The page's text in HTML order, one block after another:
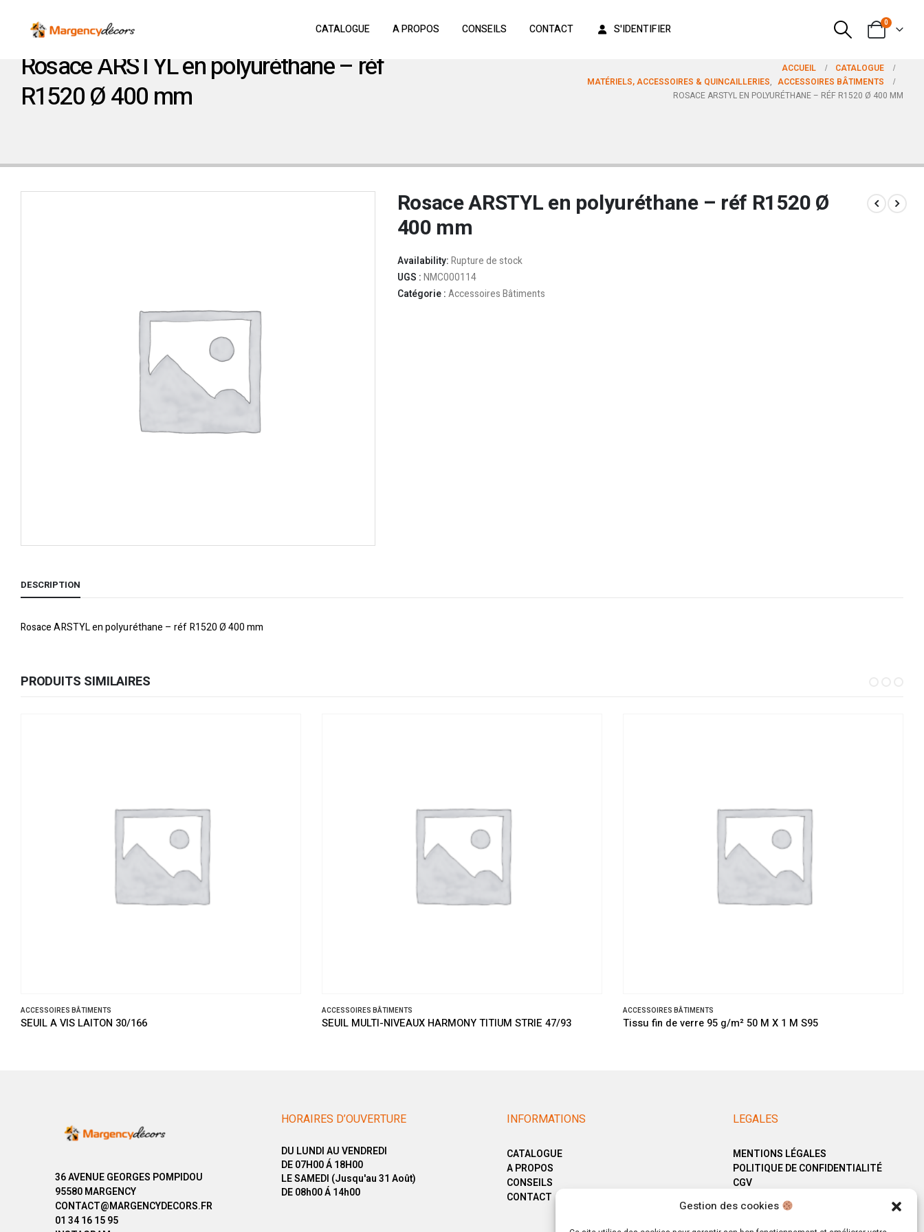
Gestion des cookies
CATALOGUE A PROPOS CONSEILS CONTACT S'IDENTIFIER 0
Rosace ARSTYL en polyuréthane – réf
R1520 Ø 400 mm
ACCUEIL
CATALOGUE
MATÉRIELS, ACCESSOIRES & QUINCAILLERIES, ACCESSOIRES BÂTIMENTS
ROSACE ARSTYL EN POLYURÉTHANE – RÉF R1520 Ø 400 MM
Rosace ARSTYL en polyuréthane – réf R1520 Ø
400 mm
Availability: Rupture de stock
UGS : NMC000114
Catégorie : Accessoires Bâtiments
DESCRIPTION
Rosace ARSTYL en polyuréthane – réf R1520 Ø 400 mm
PRODUITS SIMILAIRES
ACCESSOIRES BÂTIMENTS
SEUIL A VIS LAITON 30/166
ACCESSOIRES BÂTIMENTS
SEUIL MULTI-NIVEAUX HARMONY TITIUM STRIE 47/93
ACCESSOIRES BÂTIMENTS
Tissu fin de verre 95 g/m² 50 M X 1 M S95
36 AVENUE GEORGES POMPIDOU
95580 MARGENCY
CONTACT@MARGENCYDECORS.FR
01 34 16 15 95
HORAIRES D’OUVERTURE
DU LUNDI AU VENDREDI
DE 07H00 Á 18H00
LE SAMEDI (Jusqu'au 31 Août)
DE 08h00 Á 14h00
INFORMATIONS
CATALOGUE
A PROPOS
CONSEILS
CONTACT
LEGALES
MENTIONS LÉGALES
POLITIQUE DE CONFIDENTIALITÉ
CGV